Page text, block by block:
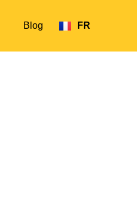
Blog FR
EN